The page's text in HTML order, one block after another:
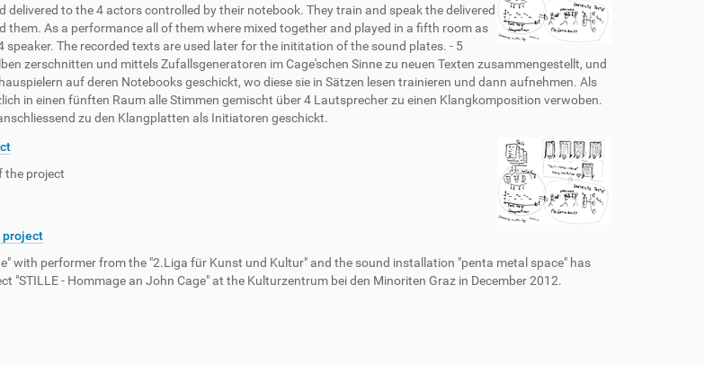
delivered to the 4 actors controlled by their notebook. They train and speak the delivered
them. As a performance all of them where mixed together and played in a fifth room as
The recorded texts are used later for the inititation of the sound plates. - 5
zerschnitten und mittels Zufallsgeneratoren im Cage'schen Sinne zu neuen Texten zusammengestellt, und
auf deren Notebooks geschickt, wo diese sie in Sätzen lesen trainieren und dann aufnehmen. Als
in einen fünften Raum alle Stimmen gemischt über 4 Lautsprecher zu einen Klangkomposition verwoben.
zu den Klangplatten als Initiatoren geschickt.
the project
project
with performer from the "2.Liga für Kunst und Kultur" and the sound installation "penta metal space" has
"STILLE - Hommage an John Cage" at the Kulturzentrum bei den Minoriten Graz in December 2012.